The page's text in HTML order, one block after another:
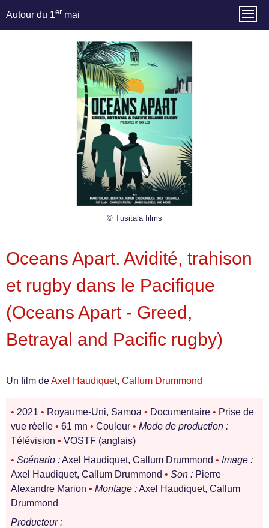
Autour du 1er mai
© Tusitala films
Oceans Apart. Avidité, trahison
et rugby dans le Pacifique
(Oceans Apart - Greed,
Betrayal and Pacific rugby)
Un film deAxel Haudiquet, Callum Drummond
• 2021 • Royaume-Uni, Samoa • Documentaire • Prise de
vue réelle • 61 mn • Couleur • Mode de production :
Télévision • VOSTF (anglais)
• Scénario :Axel Haudiquet, Callum Drummond • Image :
Axel Haudiquet, Callum Drummond • Son : Pierre
Alexandre Marion • Montage :Axel Haudiquet, Callum
Drummond
Producteur :